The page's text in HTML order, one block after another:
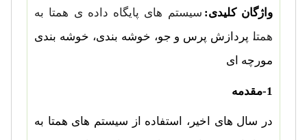
واژگان کلیدی: سیستم های پایگاه داده ی همتا به
همتا، پردازش پرس و جو، خوشه بندی، خوشه بندی
مورچه ای
1- مقدمه
در سال های اخیر، استفاده از سیستم های همتا به